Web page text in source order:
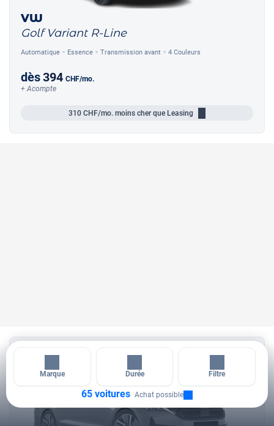
Marque Durée Filtre
65 voitures Achat possible
VW
Golf Variant R-Line
Automatique Essence Transmission avant 4 Couleurs
dès394 CHF/mo.
+ Acompte
310 CHF/mo. moins cher que Leasing
14 jours